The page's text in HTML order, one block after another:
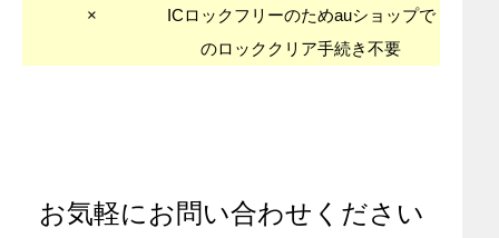
×
ICロックフリーのためauショップで
のロッククリア手続き不要
お気軽にお問い合わせください